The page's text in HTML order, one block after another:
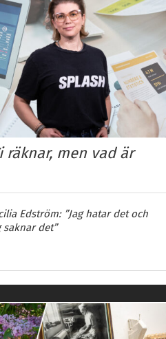
räknar, men vad är
Edström: ”Jag hatar det och
saknar det”